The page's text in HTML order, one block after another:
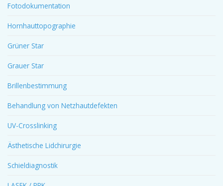
Fotodokumentation
Hornhauttopographie
Grüner Star
Grauer Star
Brillenbestimmung
Behandlung von Netzhautdefekten
UV-Crosslinking
Ästhetische Lidchirurgie
Schieldiagnostik